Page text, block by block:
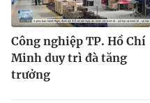
Công nghiệp TP. Hồ Chí
Minh duy trì đà tăng
trưởng